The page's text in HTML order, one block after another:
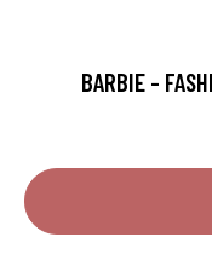
BARBIE -